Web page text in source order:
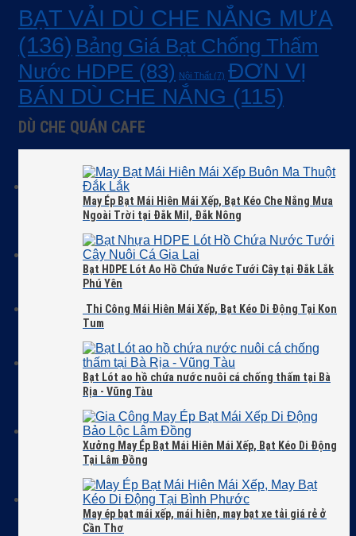
BẠT VẢI DÙ CHE NẮNG MƯA
(136) Bảng Giá Bạt Chống Thấm
Nước HDPE (83) Nội Thất (7) ĐƠN VỊ
BÁN DÙ CHE NẮNG (115)
DÙ CHE QUÁN CAFE
May Ép Bạt Mái Hiên Mái Xếp, Bạt Kéo Che Nắng Mưa
Ngoài Trời tại Đắk Mil, Đắk Nông
Bạt HDPE Lót Ao Hồ Chứa Nước Tưới Cây tại Đắk Lắk
Phú Yên
Thi Công Mái Hiên Mái Xếp, Bạt Kéo Di Động Tại Kon
Tum
Bạt Lót ao hồ chứa nước nuôi cá chống thấm tại Bà
Rịa - Vũng Tàu
Xưởng May Ép Bạt Mái Hiên Mái Xếp, Bạt Kéo Di Động
Tại Lâm Đồng
May ép bạt mái xếp, mái hiên, may bạt xe tải giá rẻ ở
Cần Thơ